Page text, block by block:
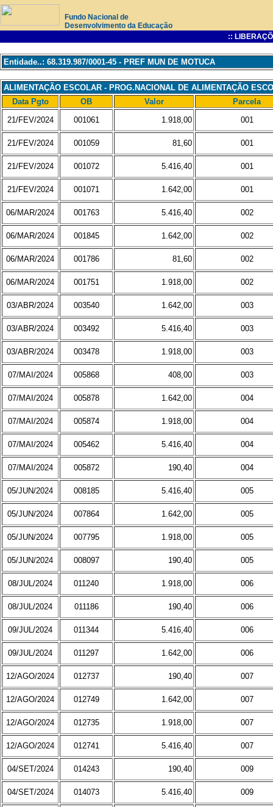
Fundo Nacional de
Desenvolvimento da Educação
::
Entidade..: 68.319.987/0001-45 - PREF MUN DE MOTUCA
ALIMENTAÇÃO ESCOLAR - PROG.NACIONAL DE ALIMENTAÇÃO
Data Pgto
OB Valor
Parcela
21/FEV/2024
001061 1.918,00 001
21/FEV/2024 001059 81,60 001
21/FEV/2024 001072 5.416,40 001
21/FEV/2024 001071 1.642,00 001
06/MAR/2024 001763 5.416,40 002
06/MAR/2024 001845 1.642,00 002
06/MAR/2024 001786 81,60 002
06/MAR/2024 001751 1.918,00 002
03/ABR/2024 003540 1.642,00 003
03/ABR/2024 003492 5.416,40 003
03/ABR/2024 003478 1.918,00 003
07/MAI/2024 005868 408,00 003
07/MAI/2024 005878 1.642,00 004
07/MAI/2024 005874 1.918,00 004
07/MAI/2024 005462 5.416,40 004
07/MAI/2024 005872 190,40 004
05/JUN/2024 008185 5.416,40 005
05/JUN/2024 007864 1.642,00 005
05/JUN/2024 007795 1.918,00 005
05/JUN/2024 008097 190,40 005
08/JUL/2024 011240 1.918,00 006
08/JUL/2024 011186 190,40 006
09/JUL/2024 011344 5.416,40 006
09/JUL/2024 011297 1.642,00 006
12/AGO/2024 012737 190,40 007
12/AGO/2024 012749 1.642,00 007
12/AGO/2024 012735 1.918,00 007
12/AGO/2024 012741 5.416,40 007
04/SET/2024 014243 190,40 009
04/SET/2024 014073 5.416,40 009